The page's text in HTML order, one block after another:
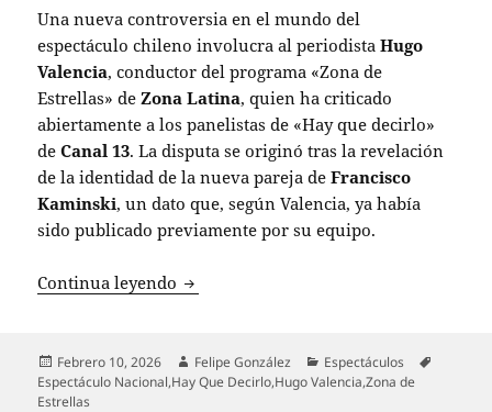
Una nueva controversia en el mundo del
espectáculo chileno involucra al periodistaHugo
Valencia, conductor del programa «Zona de
Estrellas» de Zona Latina, quien ha criticado
abiertamente a los panelistas de «Hay que decirlo»
deCanal 13. La disputa se originó tras la revelación
de la identidad de la nueva pareja deFrancisco
Kaminski, un dato que, según Valencia, ya había
sido publicado previamente por su equipo.
Continua leyendo Hugo Valencia denuncia falta de ética
Publicado
el
Febrero 10, 2026 Autor
Felipe González Categorías
Espectáculos
Espectáculo Nacional,Hay Que Decirlo,Hugo Valencia,Zona de
Estrellas